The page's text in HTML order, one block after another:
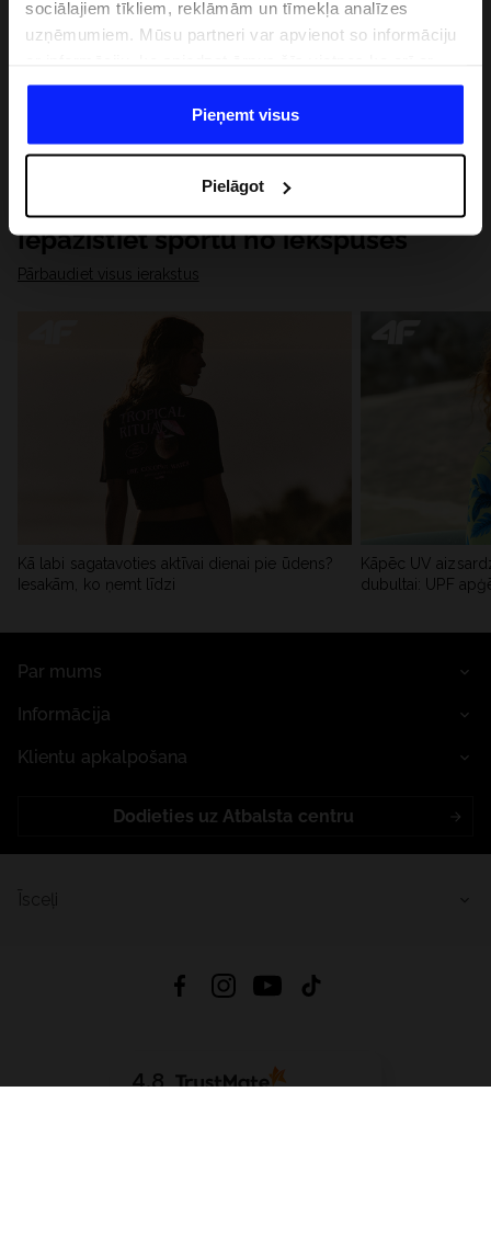
sociālajiem tīkliem, reklāmām un tīmekļa analīzes
uzņēmumiem. Mūsu partneri var apvienot so informāciju
datiem, ko viņi iegūst, izmantojot viņu pakalpojumus. Ar
Jūsu atļauju, mēs varam pārsūtīt Jūsu personas datus
saviem partneriem, lai uzlabotu veidu, kadā tiek rādīta
saturu un uzlabotu mūsu partneru piedāvātos risinajumus
( piem. socialos tīklus). Detalizētu informāciju var atrast
mūsu Privātuma politikā un sadaļā "Detaļas".
Pieņemt visus
Pielāgot
Iepazīstiet sportu no iekšpuses
Pārbaudiet visus ierakstus
Kā labi sagatavoties aktīvai dienai pie ūdens?
Iesakām, ko ņemt līdzi
Kāpēc UV
dubultai: UPF
Par mums
Informācija
Klientu apkalpošana
Dodieties uz Atbalsta centru
4.8